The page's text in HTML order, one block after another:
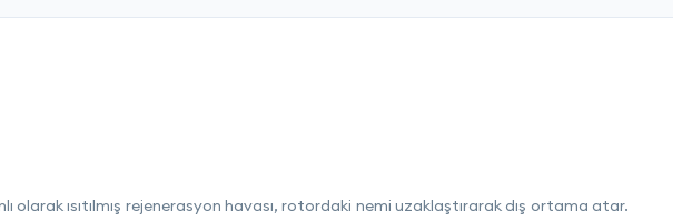
olarak ısıtılmış rejenerasyon havası, rotordaki nemi uzaklaştırarak dış ortama atar.